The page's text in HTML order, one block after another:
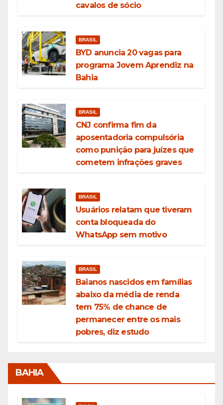
cavalos de sócio
BRASIL
BYD anuncia 20 vagas para
programa Jovem Aprendiz na
Bahia
BRASIL
CNJ confirma fim da
aposentadoria compulsória
como punição para juízes que
cometem infrações graves
BRASIL
Usuários relatam que tiveram
conta bloqueada do
WhatsApp sem motivo
BRASIL
Baianos nascidos em famílias
abaixo da média de renda
tem 75% de chance de
permanecer entre os mais
pobres, diz estudo
BAHIA